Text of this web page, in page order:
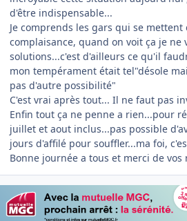
d'être indispensable...
Je comprends les gars qui se
complaisance, quand on voit ça je ne
solutions...c'est d'ailleurs ce qu'il
mon tempérament était tel"désole
pas d'autre possibilité"
C'est vrai après tout... Il ne faut pas
Enfin tout ça ne penne a rien...pour
juillet et aout inclus...pas possible
jours d'affilé pour souffler...ma foi,
Bonne journée a tous et merci de vos